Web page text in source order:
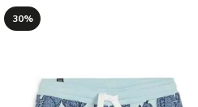
30%